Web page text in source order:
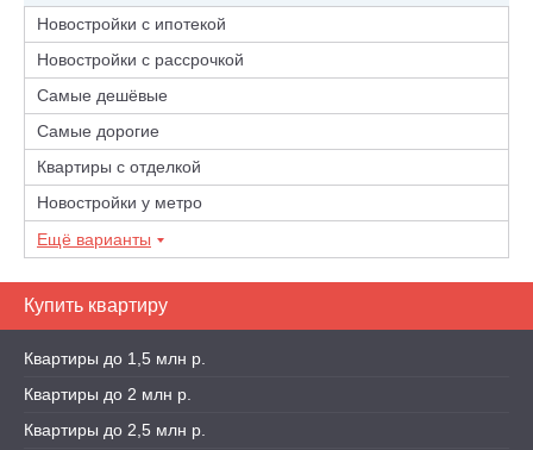
Новостройки с ипотекой
Новостройки с рассрочкой
Самые дешёвые
Самые дорогие
Квартиры с отделкой
Новостройки у метро
Ещё варианты
Купить квартиру
Квартиры до 1,5 млн р.
Квартиры до 2 млн р.
Квартиры до 2,5 млн р.